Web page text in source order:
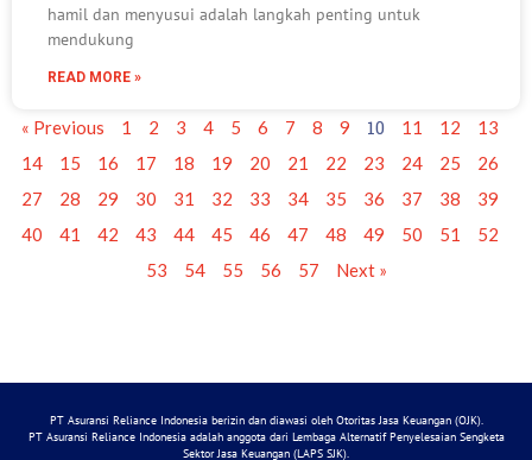
hamil dan menyusui adalah langkah penting untuk
mendukung
READ MORE »
« Previous 1 2 3 4 5 6 7 8 9 10 11 12
13
14
15 16 17 18 19 20 21 22 23 24 25
26
27
28 29 30 31 32 33 34 35 36 37 38
39
40
41 42 43 44 45 46 47 48 49 50 51
52
53
54 55 56 57 Next »
PT Asuransi Reliance Indonesia berizin dan diawasi oleh Otoritas Jasa Keuangan (OJK).
PT Asuransi Reliance Indonesia adalah anggota dari Lembaga Alternatif Penyelesaian Sengketa
Sektor Jasa Keuangan (LAPS SJK).